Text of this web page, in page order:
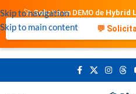
Skip to navigation
Skip to main content
🚀 Solicita un DEMO de Hybrid
💬